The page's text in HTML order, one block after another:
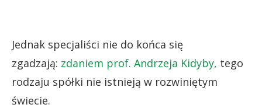
Jednak specjaliści nie do końca się
zgadzają: zdaniem prof. Andrzeja Kidyby, tego
rodzaju spółki nie istnieją w rozwiniętym
świecie.